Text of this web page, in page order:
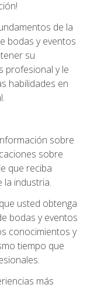
de la
bodas y eventos
su
profesional y le
habilidades en
sobre
sobre
que reciba
la industria.
usted obtenga
bodas y eventos
conocimientos y
tiempo que
más